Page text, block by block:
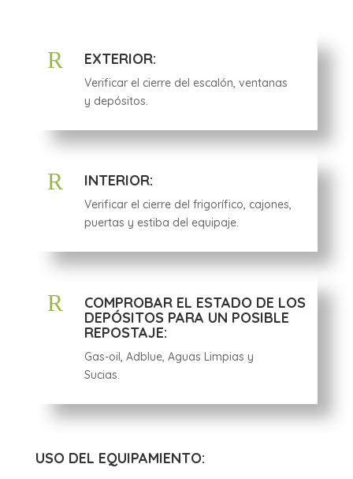
R EXTERIOR:
Verificar el cierre del escalón, ventanas
y depósitos.
R INTERIOR:
Verificar el cierre del frigorífico, cajones,
puertas y estiba del equipaje.
R
COMPROBAR EL ESTADO DE LOS
DEPÓSITOS PARA UN POSIBLE
REPOSTAJE:
Gas-oil, Adblue, Aguas Limpias y
Sucias.
USO DEL EQUIPAMIENTO: